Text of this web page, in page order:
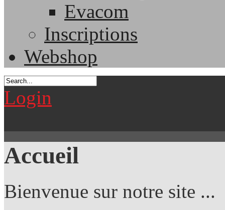
Evacom
Inscriptions
Webshop
Login
Accueil
Bienvenue sur notre site ...